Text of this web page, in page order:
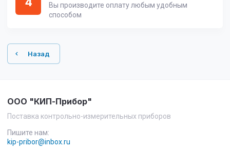
Вы производите оплату любым удобным
способом
Назад
ООО "КИП-Прибор"
Поставка контрольно-измерительных приборов
Пишите нам:
kip-pribor@inbox.ru